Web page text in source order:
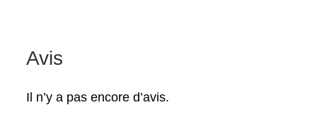
Avis
Il n’y a pas encore d’avis.